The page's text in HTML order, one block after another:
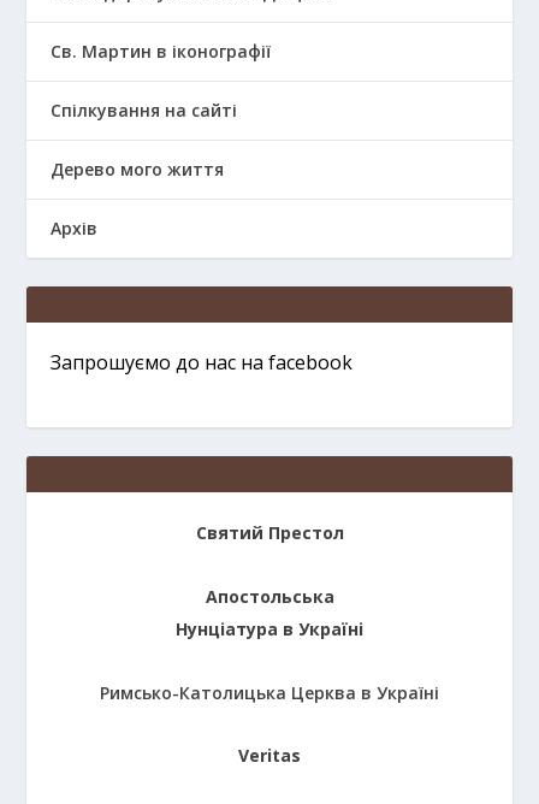
Св. Мартин в іконографії
Спілкування на сайті
Дерево мого життя
Архів
Запрошуємо до нас на facebook
Святий Престол
Апостольська
Нунціатура в Україні
Римсько-Католицька Церква в Україні
Veritas